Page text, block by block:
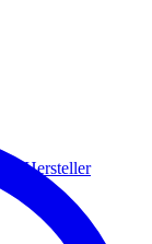
Hersteller